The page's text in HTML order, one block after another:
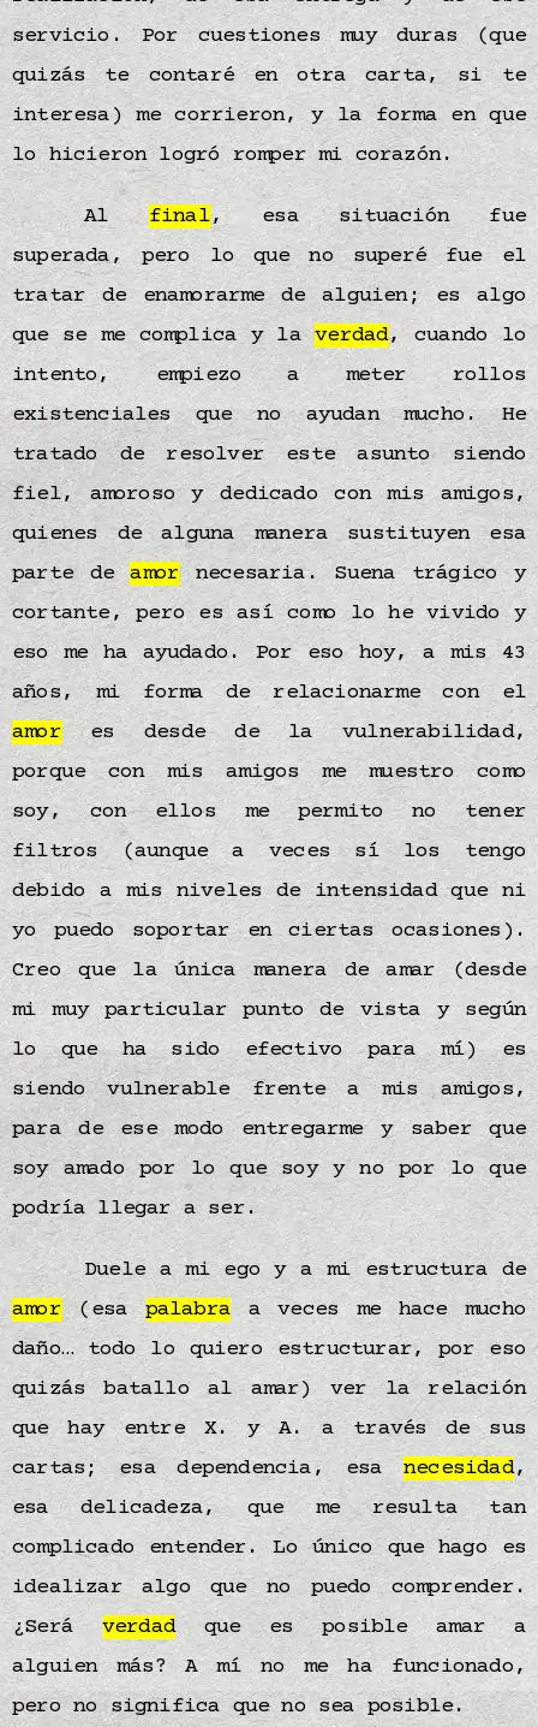
servicio. Por cuestiones muy duras (que
quizás te contaré en otra carta, si te
interesa) me corrieron, y la forma en que
lo hicieron logró romper mi corazón.
Al final, esa situación fue
superada, pero lo que no superé fue el
tratar de enamorarme de alguien; es algo
que se me complica y laverdad, cuando lo
intento, empiezo a meter rollos
existenciales que no ayudan mucho. He
tratado de resolver este asunto siendo
fiel, amoroso y dedicado con mis amigos,
quienes de alguna manera sustituyen esa
parte deamornecesaria. Suena trágico y
cortante, pero es así como lo he vivido y
eso me ha ayudado. Por eso hoy, a mis 43
años, mi forma de relacionarme con el
amores desde de la vulnerabilidad,
porque con mis amigos me muestro como
soy, con ellos me permito no tener
filtros (aunque a veces sí los tengo
debido a mis niveles de intensidad que ni
yo puedo soportar en ciertas ocasiones).
Creo que la única manera de amar (desde
mi muy particular punto de vista y según
lo que ha sido efectivo para mí) es
siendo vulnerable frente a mis amigos,
para de ese modo entregarme y saber que
soy amado por lo que soy y no por lo que
podría llegar a ser.
Duele a mi ego y a mi estructura de
amor(esapalabra a veces me hace mucho
daño… todo lo quiero estructurar, por eso
quizás batallo al amar) ver la relación
que hay entre X. y A. a través de sus
cartas; esa dependencia, esanecesidad,
esa delicadeza, que me resulta tan
complicado entender. Lo único que hago es
idealizar algo que no puedo comprender.
¿Será verdadque es posible amar a
alguien más? A mí no me ha funcionado,
pero no significa que no sea posible.